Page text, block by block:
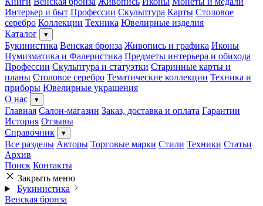
Интерьер и быт Профессии Скульптура Карты Столовое
серебро Коллекции Техника Ювелирные изделия
Каталог
▾
Букинистика Венская бронза Живопись и графика Иконы
Нумизматика и Фалеристика Предметы интерьера и обихода
Профессии Скульптура и статуэтки Старинные карты и
планы Столовое серебро Тематические коллекции Техника и
приборы Ювелирные украшения
О нас
▾
Главная Салон-магазин Заказ, доставка и оплата Гарантии
История Отзывы
Справочник
▾
Все разделы Авторы Торговые марки Стили Техники Статьи
Архив
Поиск Контакты
Закрыть меню
Букинистика
Венская бронза